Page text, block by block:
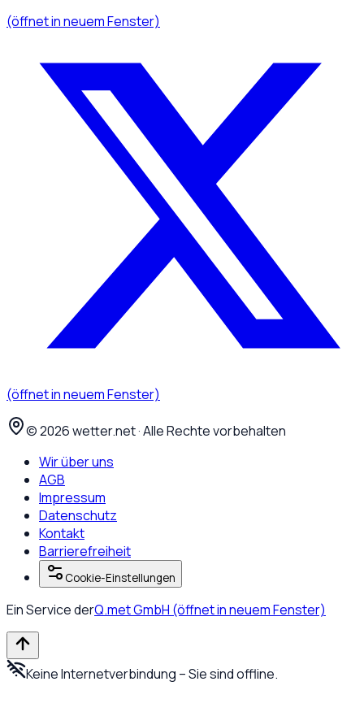
(öffnet in neuem Fenster)
(öffnet in neuem Fenster)
©2026wetter.net · Alle Rechte vorbehalten
Wir über uns
AGB
Impressum
Datenschutz
Kontakt
Barrierefreiheit
Cookie-Einstellungen
Ein Service derQ.met GmbH (öffnet in neuem Fenster)
Keine Internetverbindung – Sie sind offline.